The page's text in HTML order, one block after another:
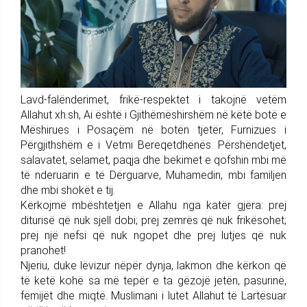
Lavd-falënderimet, frikë-respektet i takojnë vetëm
Allahut xh.sh, Ai është i Gjithëmëshirshëm në këtë botë e
Mëshirues i Posaçëm në botën tjetër, Furnizues i
Përgjithshëm e i Vetmi Bereqetdhënës. Përshëndetjet,
salavatet, selamet, paqja dhe bekimet e qofshin mbi më
të nderuarin e të Dërguarve, Muhamedin, mbi familjen
dhe mbi shokët e tij.
Kërkojmë mbështetjen e Allahu nga katër gjëra: prej
diturisë që nuk sjell dobi; prej zemrës që nuk frikësohet;
prej një nefsi që nuk ngopet dhe prej lutjes që nuk
pranohet!
Njeriu, duke lëvizur nëpër dynja, lakmon dhe kërkon që
të ketë kohë sa më tepër e ta gëzojë jetën, pasurinë,
fëmijët dhe miqtë. Muslimani i lutet Allahut të Lartësuar